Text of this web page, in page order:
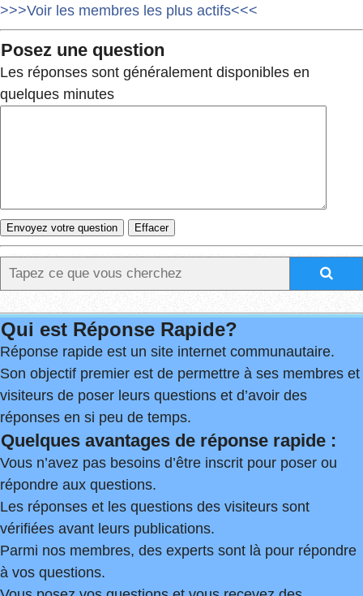
>>>Voir les membres les plus actifs<<<
Posez une question
Les réponses sont généralement disponibles en
quelques minutes
Qui est Réponse Rapide?
Réponse rapide est un site internet communautaire.
Son objectif premier est de permettre à ses membres et
visiteurs de poser leurs questions et d’avoir des
réponses en si peu de temps.
Quelques avantages de réponse rapide :
Vous n’avez pas besoins d’être inscrit pour poser ou
répondre aux questions.
Les réponses et les questions des visiteurs sont
vérifiées avant leurs publications.
Parmi nos membres, des experts sont là pour répondre
à vos questions.